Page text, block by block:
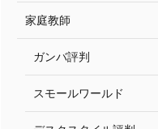
家庭教師
ガンバ評判
スモールワールド